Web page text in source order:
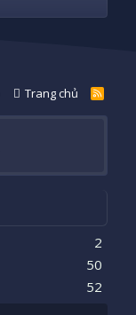
Trang chủ
R
S
2
50
52